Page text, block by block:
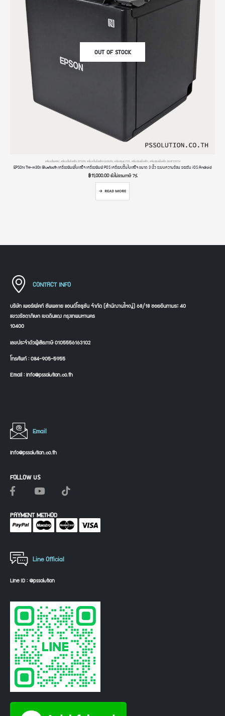
OUT OF STOCK
เครื่องปริ้นสลิป เครื่องปริ้นใบเสร็จ EPSON, เครื่องปริ้นใบเสร็จจากมือถือ เครื่องพิมพ์ POS, เครื่องพิมพ์ใบเสร็จ เครื่องพิมพ์ใบเสร็จ BLUETOOTH
EPSON TM-m30II Bluetooth เครื่องพิมพ์ใบเสร็จ เครื่องพิมพ์ POS เครื่องปริ้นใบเสร็จ ขนาด 3 นิ้ว ระบบความร้อน รองรับ iOS Android
฿11,000.00ยังไม่รวมภาษี 7%
READ MORE
CONTACT INFO
บริษัท เพอร์เฟคท์ ซัพพลาย แอนด์โซลูชัน จำกัด (สำนักงานใหญ่) 68/18 ซอยอินทามระ 40
แขวงรัชดาภิเษก เขตดินแดง กรุงเทพมหานคร
10400
เลขประจำตัวผู้เสียภาษี 0105556163102
โทรศัพท์ : 084-905-5955
Email : info@pssolution.co.th
Line Official
Line ID : @pssolution
Email
info@pssolution.co.th
FOLLOW US
PAYMENT METHOD